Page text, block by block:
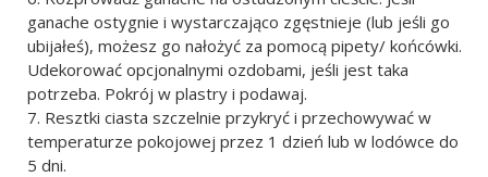
ganache ostygnie i wystarczająco zgęstnieje (lub jeśli go
ubijałeś), możesz go nałożyć za pomocą pipety/ końcówki.
Udekorować opcjonalnymi ozdobami, jeśli jest taka
potrzeba. Pokrój w plastry i podawaj.
Resztki ciasta szczelnie przykryć i przechowywać w
temperaturze pokojowej przez 1 dzień lub w lodówce do
5 dni.